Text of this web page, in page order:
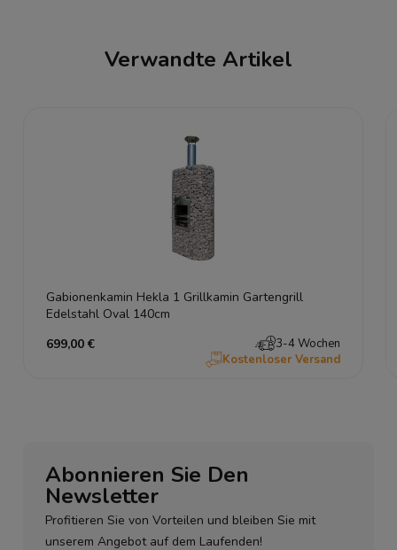
Verwandte Artikel
Gabionenkamin Hekla 1 Grillkamin Gartengrill
Edelstahl Oval 140cm
699,00 €
3-4 Wochen
Kostenloser Versand
Abonnieren Sie Den
Newsletter
Profitieren Sie von Vorteilen und bleiben Sie mit
unserem Angebot auf dem Laufenden!